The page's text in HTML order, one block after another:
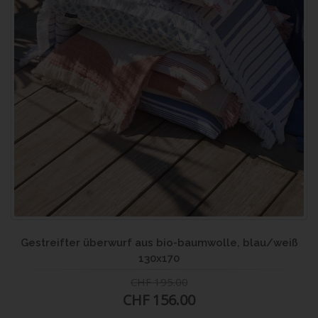
Gestreifter überwurf aus bio-baumwolle, blau/weiß
130x170
CHF 156.00